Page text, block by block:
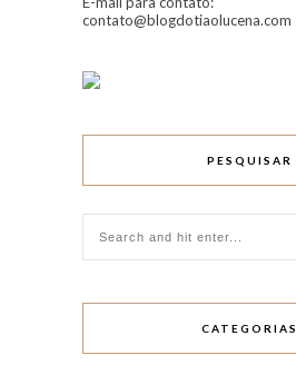
contato@blogdotiaolucena.com
PESQUISAR
CATEGORIAS